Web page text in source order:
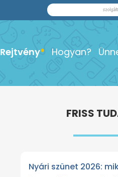
Rejtvény Hogyan?
FRISS
Nyári szünet 2026: